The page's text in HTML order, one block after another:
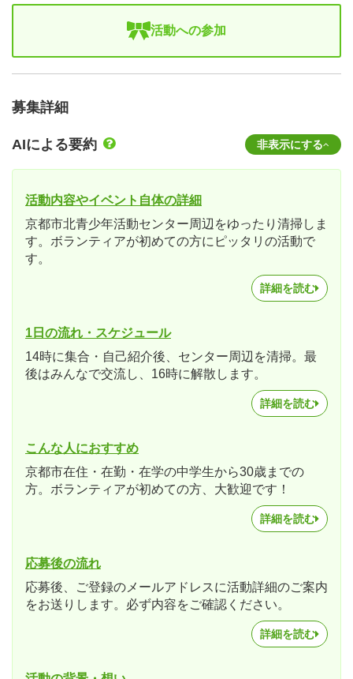
活動への参加
募集詳細
AIによる要約 非表示にする
活動内容やイベント自体の詳細
京都市北青少年活動センター周辺をゆったり清掃しま
す。ボランティアが初めての方にピッタリの活動で
す。
詳細を読む
1日の流れ・スケジュール
14時に集合・自己紹介後、センター周辺を清掃。最
後はみんなで交流し、16時に解散します。
詳細を読む
こんな人におすすめ
京都市在住・在勤・在学の中学生から30歳までの
方。ボランティアが初めての方、大歓迎です！
詳細を読む
応募後の流れ
応募後、ご登録のメールアドレスに活動詳細のご案内
をお送りします。必ず内容をご確認ください。
詳細を読む